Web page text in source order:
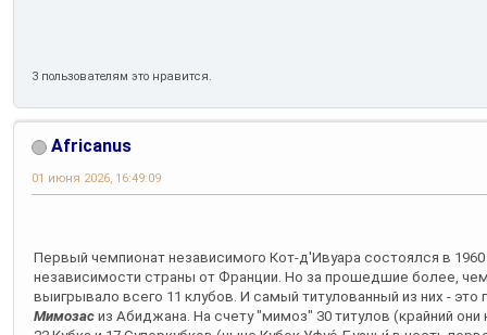
3 пользователям это нравится.
Africanus
01 июня 2026, 16:49:09
Первый чемпионат независимого Кот-д'Ивуара состоялся в
независимости страны от Франции. Но за прошедшие более,
выигрывало всего 11 клубов. И самый титулованный из них - это
Мимозас из Абиджана. На счету "мимоз" 30 титулов (крайний они